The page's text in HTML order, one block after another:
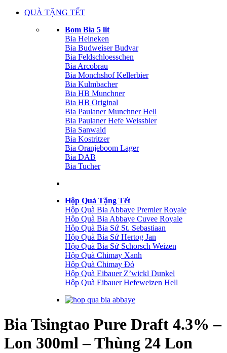
QUÀ TẶNG TẾT
Bom Bia 5 lit
Bia Heineken
Bia Budweiser Budvar
Bia Feldschloesschen
Bia Arcobrau
Bia Monchshof Kellerbier
Bia Kulmbacher
Bia HB Munchner
Bia HB Original
Bia Paulaner Munchner Hell
Bia Paulaner Hefe Weissbier
Bia Sanwald
Bia Kostritzer
Bia Oranjeboom Lager
Bia DAB
Bia Tucher
Hộp Quà Tặng Tết
Hộp Quà Bia Abbaye Premier Royale
Hộp Quà Bia Abbaye Cuvee Royale
Hộp Quà Bia Sứ St. Sebastiaan
Hộp Quà Bia Sứ Hertog Jan
Hộp Quà Bia Sứ Schorsch Weizen
Hộp Quà Chimay Xanh
Hôp Quà Chimay Đỏ
Hôp Quà Eibauer Z’wickl Dunkel
Hôp Quà Eibauer Hefeweizen Hell
Bia Tsingtao Pure Draft 4.3% –
Lon 300ml – Thùng 24 Lon